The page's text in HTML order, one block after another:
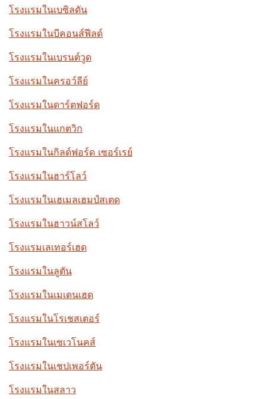
โรงแรมในเบซิลดัน
โรงแรมในบีคอนส์ฟีลด์
โรงแรมในเบรนต์วูด
โรงแรมในครอว์ลีย์
โรงแรมในดาร์ตฟอร์ด
โรงแรมในแกตวิก
โรงแรมในกิลด์ฟอร์ด เซอร์เรย์
โรงแรมในฮาร์โลว์
โรงแรมในเฮเมลเฮมป์สเตด
โรงแรมในฮาวน์สโลว์
โรงแรมเลเทอร์เฮด
โรงแรมในลูตัน
โรงแรมในเมเดนเฮด
โรงแรมในโรเชสเตอร์
โรงแรมในเซเวโนคส์
โรงแรมในเชปเพอร์ตัน
โรงแรมในสลาว